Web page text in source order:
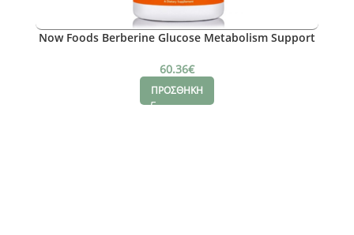
Now Foods Berberine Glucose Metabolism Support
60.36€
ΠΡΟΣΘΗΚΗ